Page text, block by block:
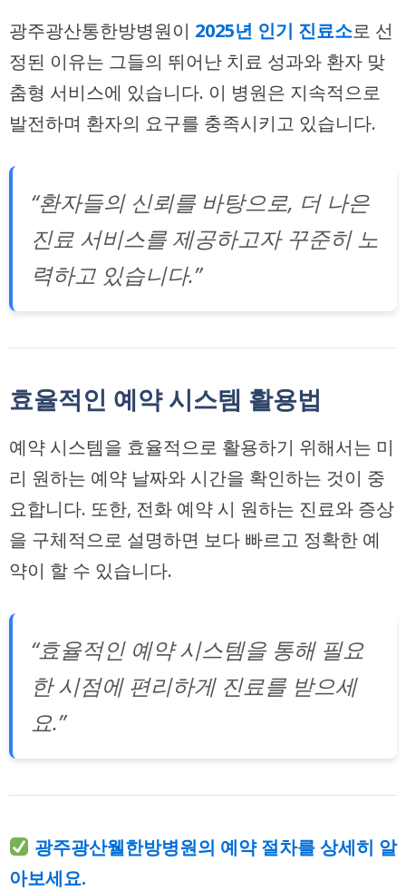
광주광산통한방병원이 2025년 인기 진료소로 선
정된 이유는 그들의 뛰어난 치료 성과와 환자 맞
춤형 서비스에 있습니다. 이 병원은 지속적으로
발전하며 환자의 요구를 충족시키고 있습니다.
“환자들의 신뢰를 바탕으로, 더 나은
진료 서비스를 제공하고자 꾸준히 노
력하고 있습니다.”
효율적인 예약 시스템 활용법
예약 시스템을 효율적으로 활용하기 위해서는 미
리 원하는 예약 날짜와 시간을 확인하는 것이 중
요합니다. 또한, 전화 예약 시 원하는 진료와 증상
을 구체적으로 설명하면 보다 빠르고 정확한 예
약이 할 수 있습니다.
“효율적인 예약 시스템을 통해 필요
한 시점에 편리하게 진료를 받으세
요.”
광주광산웰한방병원의 예약 절차를 상세히 알
아보세요.